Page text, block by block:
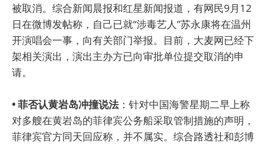
被取消。综合新闻晨报和红星新闻报道，有网民9月12
日在微博发帖称，自己已就“涉毒艺人”苏永康将在温州
开演唱会一事，向有关部门举报。目前，大麦网已经下
架相关演出，演出主办方已向审批单位提交取消的申
请。
• 菲否认黄岩岛冲撞说法 ：针对中国海警星期二早上称
对多艘在黄岩岛的菲律宾公务船采取管制措施的声明，
菲律宾官方同天回应称，并不属实。综合路透社和彭博